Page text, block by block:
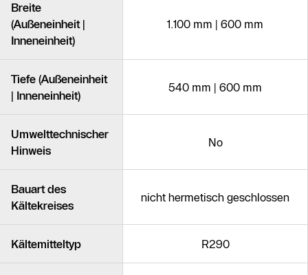
Breite
(Außeneinheit |
Inneneinheit)
1.100 mm | 600 mm
Tiefe (Außeneinheit
| Inneneinheit)
540 mm | 600 mm
Umwelttechnischer
Hinweis
No
Bauart des
Kältekreises
nicht hermetisch geschlossen
Kältemitteltyp R290